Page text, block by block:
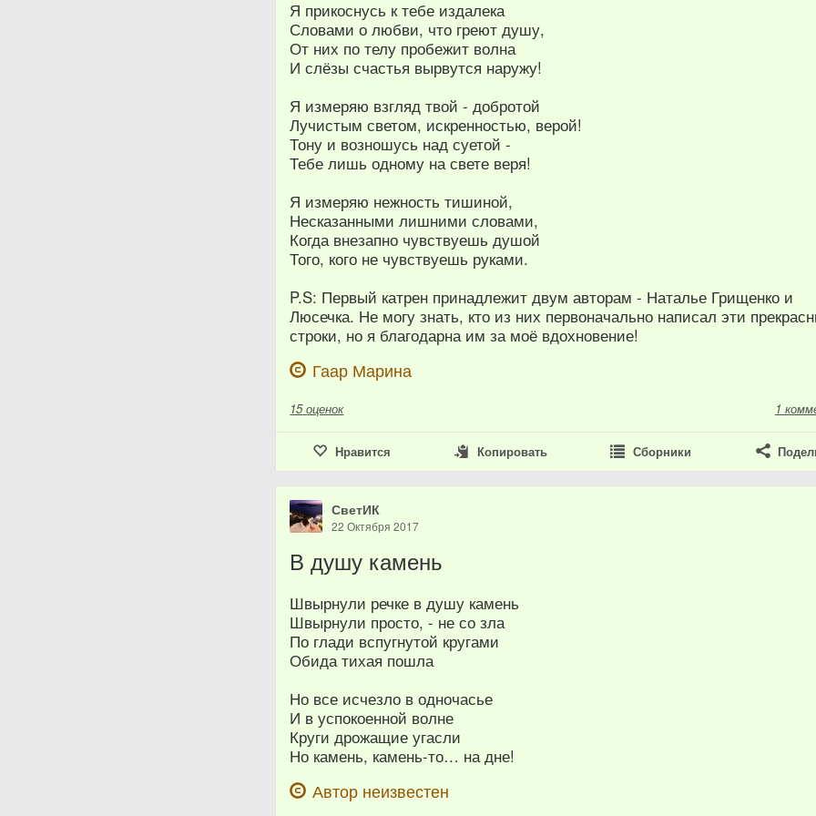
Я прикоснусь к тебе издалека
Словами о любви, что греют душу,
От них по телу пробежит волна
И слёзы счастья вырвутся наружу!
Я измеряю взгляд твой - добротой
Лучистым светом, искренностью, верой!
Тону и возношусь над суетой -
Тебе лишь одному на свете веря!
Я измеряю нежность тишиной,
Несказанными лишними словами,
Когда внезапно чувствуешь душой
Того, кого не чувствуешь руками.
P.S: Первый катрен принадлежит двум авторам - Наталье Грищенко и
Люсечка. Не могу знать, кто из них первоначально написал эти
строки, но я благодарна им за моё вдохновение!
Гаар Марина
15 оценок 1
Нравится Копировать Сборники
СветИК
22 Октября 2017
В душу камень
Швырнули речке в душу камень
Швырнули просто, - не со зла
По глади вспугнутой кругами
Обида тихая пошла
Но все исчезло в одночасье
И в успокоенной волне
Круги дрожащие угасли
Но камень, камень-то… на дне!
Автор неизвестен